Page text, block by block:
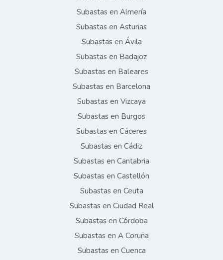
Subastas en Almería
Subastas en Asturias
Subastas en Ávila
Subastas en Badajoz
Subastas en Baleares
Subastas en Barcelona
Subastas en Vizcaya
Subastas en Burgos
Subastas en Cáceres
Subastas en Cádiz
Subastas en Cantabria
Subastas en Castellón
Subastas en Ceuta
Subastas en Ciudad Real
Subastas en Córdoba
Subastas en A Coruña
Subastas en Cuenca